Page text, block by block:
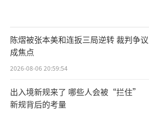
陈熠被张本美和连扳三局逆转 裁判争议
成焦点
2026-08-06 20:59:54
出入境新规来了 哪些人会被“拦住”
新规背后的考量